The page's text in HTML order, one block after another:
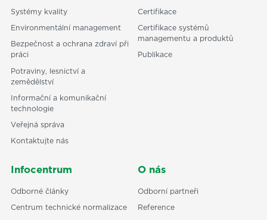
Systémy kvality
Environmentální management
Bezpečnost a ochrana zdraví při
práci
Potraviny, lesnictví a
zemědělství
Informační a komunikační
technologie
Veřejná správa
Kontaktujte nás
Certifikace
Certifikace systémů
managementu a produktů
Publikace
Infocentrum
Odborné články
Centrum technické normalizace
O nás
Odborní partneři
Reference